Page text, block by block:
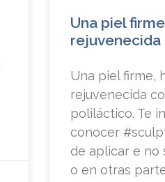
Una piel
rejuvenecida
Una piel firme,
rejuvenecida
poliláctico. Te
conocer
de aplicar e no
o en otras